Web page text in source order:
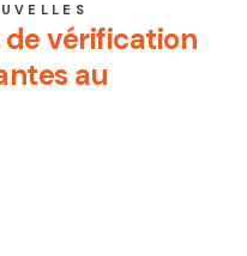
de vérification
au